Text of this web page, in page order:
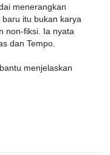
menerangkan
itu bukan karya
non-fiksi. Ia nyata
dan Tempo.
menjelaskan